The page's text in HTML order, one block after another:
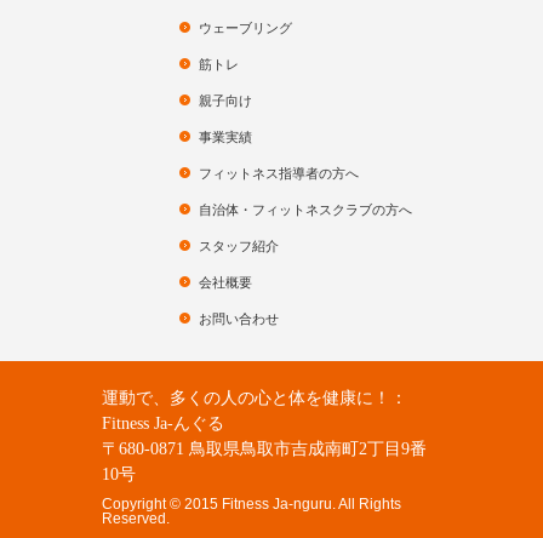
ウェーブリング
筋トレ
親子向け
事業実績
フィットネス指導者の方へ
自治体・フィットネスクラブの方へ
スタッフ紹介
会社概要
お問い合わせ
運動で、多くの人の心と体を健康に！：
Fitness Ja-んぐる
〒680-0871 鳥取県鳥取市吉成南町2丁目9番
10号
Copyright © 2015 Fitness Ja-nguru. All Rights
Reserved.